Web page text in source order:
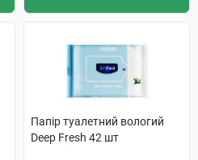
Папір туалетний вологий
Deep Fresh 42 шт